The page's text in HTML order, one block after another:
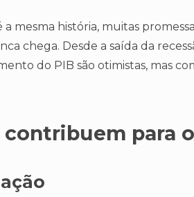
mesma história, muitas
chega. Desde a saída da
do PIB são otimistas, mas
contribuem para